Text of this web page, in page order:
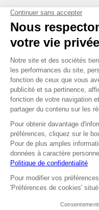
Tous droits
Mentions
Cookies
Facebook